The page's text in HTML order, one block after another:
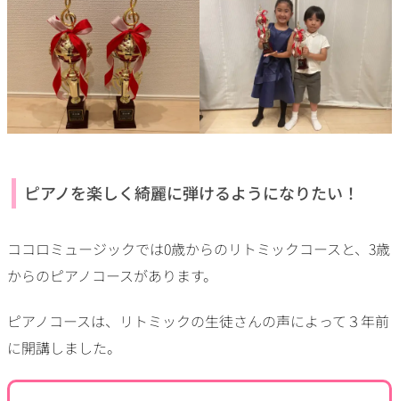
ピアノを楽しく綺麗に弾けるようになりたい！
ココロミュージックでは0歳からのリトミックコースと、3歳
からのピアノコースがあります。
ピアノコースは、リトミックの生徒さんの声によって３年前
に開講しました。